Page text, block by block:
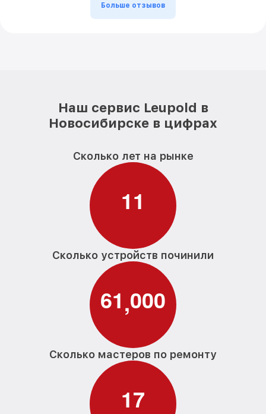
Больше отзывов
Наш сервис Leupold в
Новосибирске в цифрах
Сколько лет на рынке
11
Сколько устройств починили
61,000
Сколько мастеров по ремонту
17